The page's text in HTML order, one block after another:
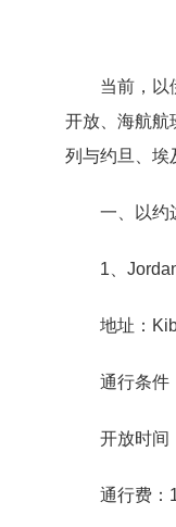
当前，以
开放、海航航
列与约旦、埃
一、以约
1、
地址：
通行条件
开放时间
通行费：